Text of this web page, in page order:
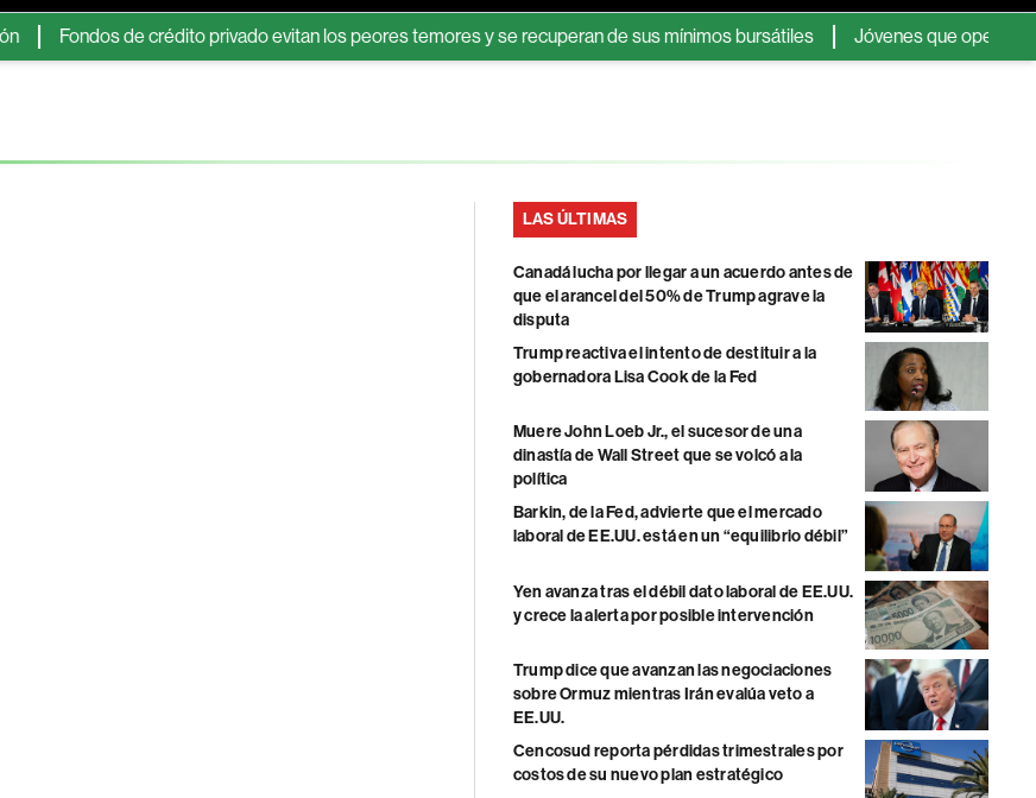
Fondos de crédito privado evitan los peores temores y se recuperan de sus mínimos bursátiles Jóvenes que operan en
LAS ÚLTIMAS
Canadá lucha por llegar a un acuerdo antes de
que el arancel del 50% de Trump agrave la
disputa
Trump reactiva el intento de destituir a la
gobernadora Lisa Cook de la Fed
Muere John Loeb Jr., el sucesor de una
dinastía de Wall Street que se volcó a la
política
Barkin, de la Fed, advierte que el mercado
laboral de EE.UU. está en un “equilibrio débil”
Yen avanza tras el débil dato laboral de EE.UU.
y crece la alerta por posible intervención
Trump dice que avanzan las negociaciones
sobre Ormuz mientras Irán evalúa veto a
EE.UU.
Cencosud reporta pérdidas trimestrales por
costos de su nuevo plan estratégico